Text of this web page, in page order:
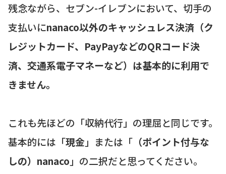
残念ながら、セブン-イレブンにおいて、切手の
支払いにnanaco以外のキャッシュレス決済（ク
レジットカード、PayPayなどのQRコード決
済、交通系電子マネーなど）は基本的に利用で
きません。
これも先ほどの「収納代行」の理屈と同じです。
基本的には「現金」または「 （ポイント付与な
しの）nanaco 」の二択だと思ってください。